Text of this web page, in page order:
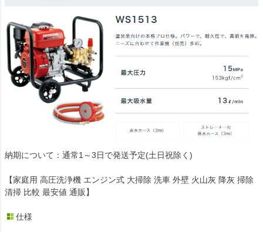
納期について：通常1～3日で発送予定(土日祝除く)
【家庭用 高圧洗浄機 エンジン式 大掃除 洗車 外壁 火山灰 降灰 掃除
清掃 比較 最安値 通販】
仕様